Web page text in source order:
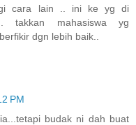
cara lain .. ini ke yg di
takkan mahasiswa yg
dgn lebih baik..
PM
budak ni dah buat